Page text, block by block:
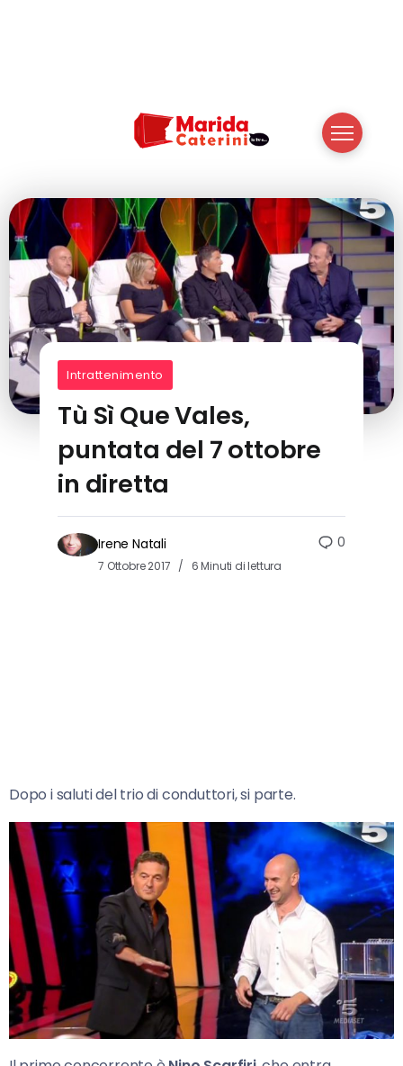
Intrattenimento
Tù Sì Que Vales,
puntata del 7 ottobre
in diretta
Irene Natali
7 Ottobre 2017 6 Minuti di lettura
0
Dopo i saluti del trio di conduttori, si parte.